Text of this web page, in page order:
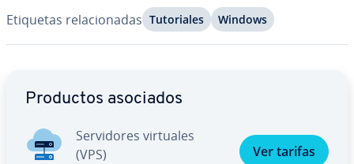
Etiquetas re­la­cio­na­das Tu­to­ria­les Windows
Productos asociados
Se­r­vi­do­res virtuales
(VPS)
Ver tarifas